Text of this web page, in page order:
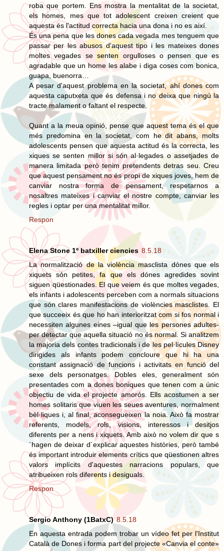
roba que portem. Ens mostra la mentalitat de la societat,
els homes, mes que tot adolescent creixen creient que
aquesta és l'actitud correcta hacia una dona i no es així.
És una pena que les dones cada vegada mes tenguem que
passar per les abusos d'aquest tipo i les mateixes dones
moltes vegades se senten orgulloses o pensen que es
agradable que un home les alabe i diga coses com bonica,
guapa, buenorra…
A pesar d'aquest problema en la societat, ahí dones com
aquesta caputxeta que és defensa i no deixa que ningú la
tracte malament o faltant el respecte.
Quant a la meua opinió, pense que aquest tema és el que
més predomina en la societat, com he dit abans, molts
adolescents pensen que aquesta actitud és la correcta, les
xiques se senten millor si són al·legades o assetjades de
manera limitada però tenim pretendents detras seu. Creu
que aquest pensament no és propi de xiques joves, hem de
canviar nostra forma de pensament, respetarnos a
nosaltres mateixes i canviar el nostre compte, canviar les
regles i optar per una mentalitat millor.
Respon
Elena Stone 1º batxiller ciencies 8.5.18
La normalització de la violència masclista dónes que els
xiquets són petites, fa que els dónes agredides sovint
siguen qüestionades. El que veiem és que moltes vegades,
els infants i adolescents perceben com a normals situacions
que són clares manifestacions de violències masclistes. El
que succeeix és que ho han interioritzat com si fos normal i
necessiten algunes eines –igual que les persones adultes-
per detectar que aquella situació no és normal. Si analitzem
la majoria dels contes tradicionals i de les pel·lícules Disney
dirigides als infants podem concloure que hi ha una
constant assignació de funcions i activitats en funció del
sexe dels personatges. Dobles eles, generalment són
presentades com a dones boniques que tenen com a únic
objectiu de vida el projecte amorós. Ells acostumen a ser
homes solitaris que viuen les seues aventures, normalment
bèl·liques i, al final, aconsegueixen la noia. Això fa mostrar
referents, models, rols, visions, interessos i desitjos
diferents per a nens i xiquets. Amb això no volem dir que s
´hagen de deixar d´explicar aquestes històries, però també
és important introduir elements crítics que qüestionen altres
valors implícits d'aquestes narracions populars, que
atribueixen rols diferents i desiguals.
Respon
Sergio Anthony (1BatxC) 8.5.18
En aquesta entrada podem trobar un vídeo fet per l'Institut
Català de Dones i forma part del projecte «Canvia el conte»